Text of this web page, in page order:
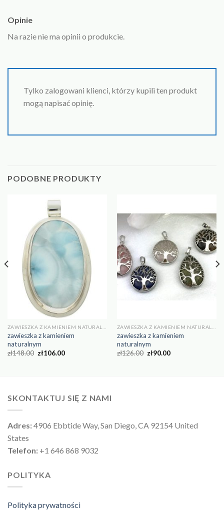
Opinie
Na razie nie ma opinii o produkcie.
Tylko zalogowani klienci, którzy kupili ten produkt
mogą napisać opinię.
PODOBNE PRODUKTY
zawieszka z kamieniem
naturalnym
zł148.00 zł106.00
zawieszka z kamieniem
naturalnym
zł126.00 zł90.00
SKONTAKTUJ SIĘ Z NAMI
Adres:4906 Ebbtide Way, San Diego, CA 92154 United
States
Telefon: +1 646 868 9032
POLITYKA
Polityka prywatności